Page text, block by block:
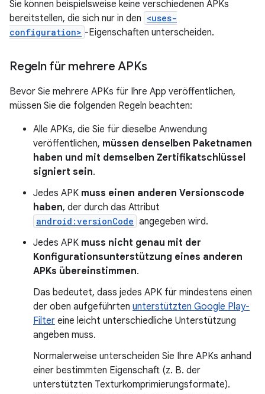
Sie können beispielsweise keine verschiedenen APKs
bereitstellen, die sich nur in den <uses-
configuration> -Eigenschaften unterscheiden.
Regeln für mehrere APKs
Bevor Sie mehrere APKs für Ihre App veröffentlichen,
müssen Sie die folgenden Regeln beachten:
Alle APKs, die Sie für dieselbe Anwendung
veröffentlichen, müssen denselben Paketnamen
haben und mit demselben Zertifikatschlüssel
signiert sein.
Jedes APK muss einen anderen Versionscode
haben, der durch das Attribut
android:versionCode angegeben wird.
Jedes APK muss nicht genau mit der
Konfigurationsunterstützung eines anderen
APKs übereinstimmen.
Das bedeutet, dass jedes APK für mindestens einen
der oben aufgeführten unterstützten Google Play-
Filter eine leicht unterschiedliche Unterstützung
angeben muss.
Normalerweise unterscheiden Sie Ihre APKs anhand
einer bestimmten Eigenschaft (z. B. der
unterstützten Texturkomprimierungsformate).